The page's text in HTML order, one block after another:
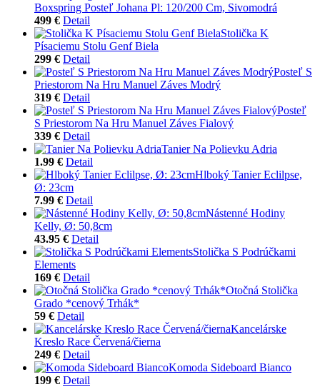
Boxspring Posteľ Johana Pl: 120/200 Cm, Sivomodrá
499 € Detail
Stolička K
Písaciemu Stolu Genf Biela
299 € Detail
Posteľ S
Priestorom Na Hru Manuel Záves Modrý
319 € Detail
Posteľ
S Priestorom Na Hru Manuel Záves Fialový
339 € Detail
Tanier Na Polievku Adria
1.99 € Detail
Hlboký Tanier Eclilpse,
Ø: 23cm
7.99 € Detail
Nástenné Hodiny
Kelly, Ø: 50,8cm
43.95 € Detail
Stolička S Podrúčkami
Elements
169 € Detail
Otočná Stolička
Grado *cenový Trhák*
59 € Detail
Kancelárske
Kreslo Race Červená/čierna
249 € Detail
Komoda Sideboard Bianco
199 € Detail